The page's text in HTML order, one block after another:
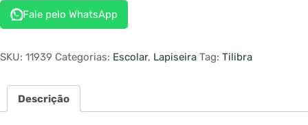
Fale pelo WhatsApp
SKU: 11939 Categorias: Escolar, Lapiseira Tag: Tilibra
Descrição